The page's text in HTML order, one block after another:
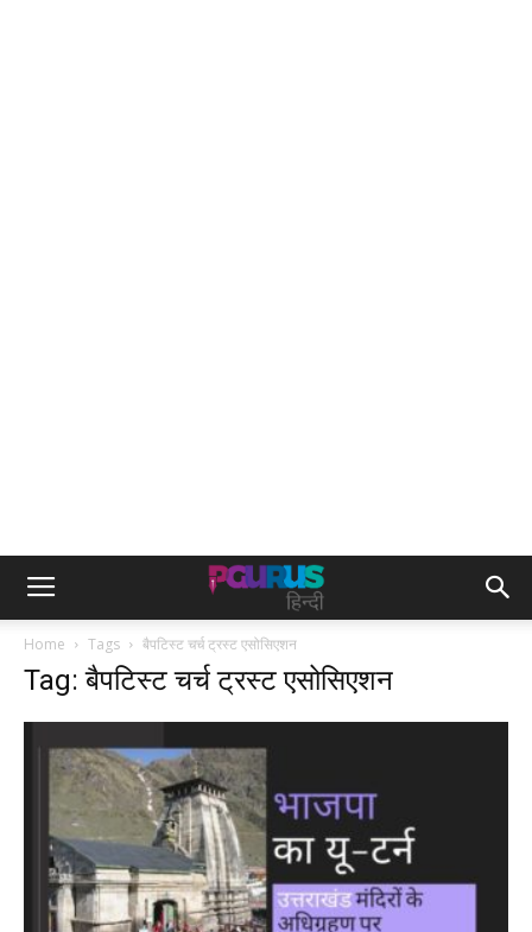
Home Tags बैपटिस्ट चर्च ट्रस्ट एसोसिएशन
Tag: बैपटिस्ट चर्च ट्रस्ट एसोसिएशन